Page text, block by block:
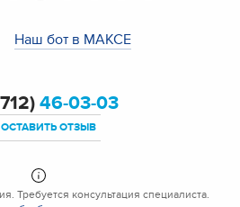
Наш бот в МАКСЕ
46-03-03
ОТЗЫВ
Требуется консультация специалиста.